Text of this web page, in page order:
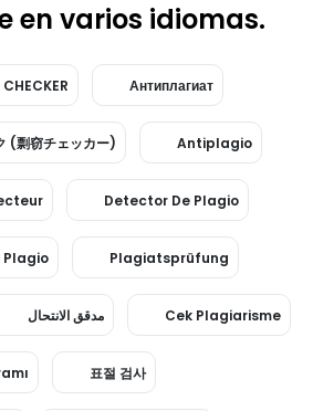
en varios idiomas.
Антиплагиат
(剽窃チェッカー) Antiplagio
Detector De Plagio
Plagio Plagiatsprüfung
مدقق الانتحال Cek Plagiarisme
표절 검사